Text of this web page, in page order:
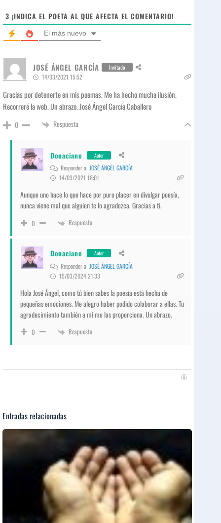
3 ¡INDICA EL POETA AL QUE AFECTA EL COMENTARIO!
El más nuevo
JOSÉ ÁNGEL GARCÍA Invitado
14/03/2021 15:52
Gracias por detenerte en mis poemas. Me ha hecho mucha ilusión.
Recorreré la web. Un abrazo. José Ángel García Caballero
0 Respuesta
Donaciano Autor
Responder a JOSÉ ÁNGEL GARCÍA
14/03/2021 18:01
Aunque uno hace lo que hace por puro placer en divulgar poesía,
nunca viene mal que alguien te lo agradezca. Gracias a ti.
0 Respuesta
Donaciano Autor
Responder a JOSÉ ÁNGEL GARCÍA
15/03/2024 21:33
Hola José Ángel, como tú bien sabes la poesía está hecha de
pequeñas emociones. Me alegro haber podido colaborar a ellas. Tu
agradecimiento también a mi me las proporciona. Un abrazo.
0 Respuesta
Entradas relacionadas